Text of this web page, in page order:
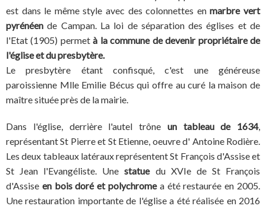
est dans le même style avec des colonnettes enmarbre vert
pyrénéen de Campan. La loi de séparation des églises et de
l'Etat (1905) permetà la commune de devenir propriétaire de
l'église et du presbytère.
Le presbytère étant confisqué, c'est une généreuse
paroissienne Mlle Emilie Bécus qui offre au curé la maison de
maître située près de la mairie.
Dans l'église, derrière l'autel trône un tableau de 1634,
représentant St Pierre et St Etienne, oeuvre d' Antoine Rodière.
Les deux tableaux latéraux représentent St François d'Assise et
St Jean l'Evangéliste. Unestatuedu XVIe de St François
d'Assise en bois doré et polychromea été restaurée en 2005.
Une restauration importante de l'église a été réalisée en 2016